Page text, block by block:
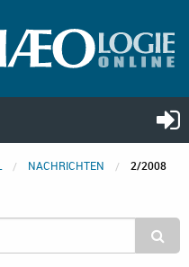
NACHRICHTEN 2/2008